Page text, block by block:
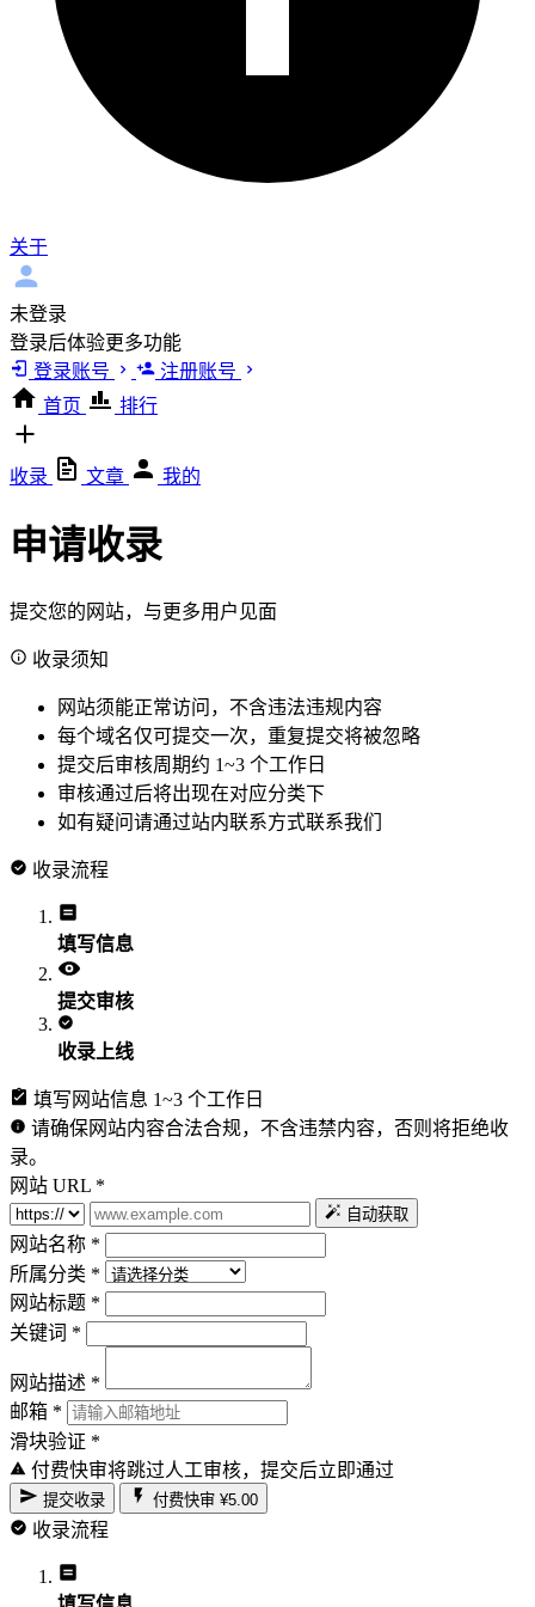
关于
未登录
登录后体验更多功能
登录账号
注册账号
首页
排行
收录 文章 我的
申请收录
提交您的网站，与更多用户见面
收录须知
网站须能正常访问，不含违法违规内容
每个域名仅可提交一次，重复提交将被忽略
提交后审核周期约 1~3 个工作日
审核通过后将出现在对应分类下
如有疑问请通过站内联系方式联系我们
收录流程
填写信息
提交审核
收录上线
填写网站信息 1~3 个工作日
请确保网站内容合法合规，不含违禁内容，否则将拒绝收
录。
网站 URL *
自动获取
网站名称 *
所属分类 *
网站标题 *
关键词 *
网站描述 *
邮箱 *
滑块验证 *
付费快审将跳过人工审核，提交后立即通过
提交收录 付费快审 ¥5.00
收录流程